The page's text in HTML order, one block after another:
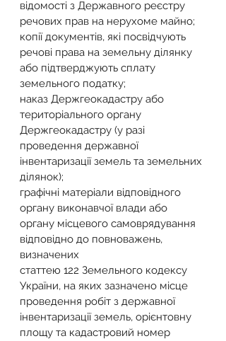
відомості з Державного реєстру
речових прав на нерухоме майно;
копії документів, які посвідчують
речові права на земельну ділянку
або підтверджують сплату
земельного податку;
наказ Держгеокадастру або
територіального органу
Держгеокадастру (у разі
проведення державної
інвентаризації земель та земельних
ділянок);
графічні матеріали відповідного
органу виконавчої влади або
органу місцевого самоврядування
відповідно до повноважень,
визначених
статтею 122 Земельного кодексу
України, на яких зазначено місце
проведення робіт з державної
інвентаризації земель, орієнтовну
площу та кадастровий номер